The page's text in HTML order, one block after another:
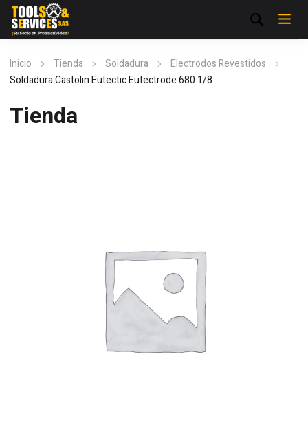
Inicio Tienda Soldadura
Electrodos Revestidos
Soldadura Castolin Eutectic Eutectrode 680 1/8
Tienda